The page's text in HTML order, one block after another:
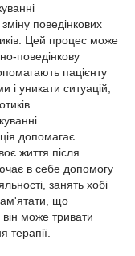
поведінкових
Цей процес може
поведінкову
пацієнту
і уникати ситуацій,
допомагає
життя після
в себе допомогу
занять хобі
що
він може тривати
терапії.